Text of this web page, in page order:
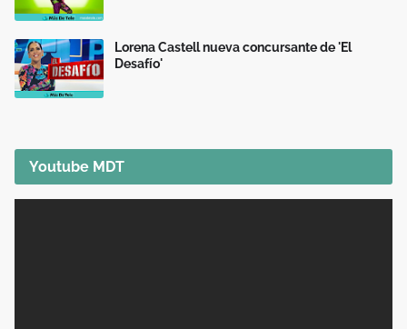
Lorena Castell nueva concursante de 'El
Desafío'
Youtube MDT